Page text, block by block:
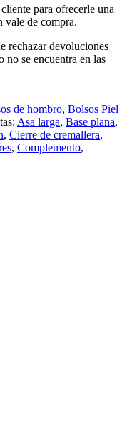
para ofrecerle una
vale de compra.
rechazar devoluciones
no se encuentra en las
de hombro, Bolsos Piel
Asa larga, Base plana,
, Cierre de cremallera,
, Complemento,